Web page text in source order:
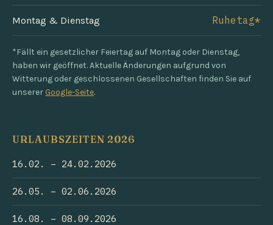
Montag & Dienstag Ruhetag*
*Fällt ein gesetzlicher Feiertag auf Montag oder Dienstag,
haben wir geöffnet. Aktuelle Änderungen aufgrund von
Witterung oder geschlossenen Gesellschaften finden Sie auf
unserer Google-Seite.
URLAUBSZEITEN 2026
16.02. – 24.02.2026
26.05. – 02.06.2026
16.08. – 08.09.2026